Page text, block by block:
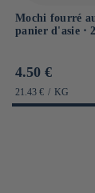
Mochi fourré
panier d'asie ⋅
Prix
habituel
4.50 €
PRIX
UNITAIRE
21.43 € / PAR
KG